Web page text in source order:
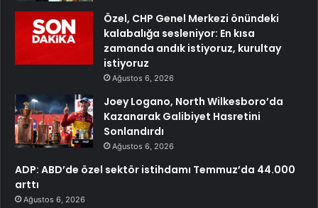
Özel, CHP Genel Merkezi önündeki
kalabalığa sesleniyor: En kısa
zamanda andık istiyoruz, kurultay
istiyoruz
Ağustos 6, 2026
Joey Logano, North Wilkesboro’da
Kazanarak Galibiyet Hasretini
Sonlandırdı
Ağustos 6, 2026
ADP: ABD’de özel sektör istihdamı Temmuz’da 44.000
arttı
Ağustos 6, 2026